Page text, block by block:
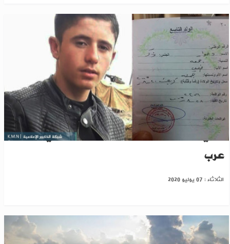
"ب ي " تختطف طغلا وتجنده بصفوفها في عين
عرب
الثلاثاء : 07 يوليو 2020